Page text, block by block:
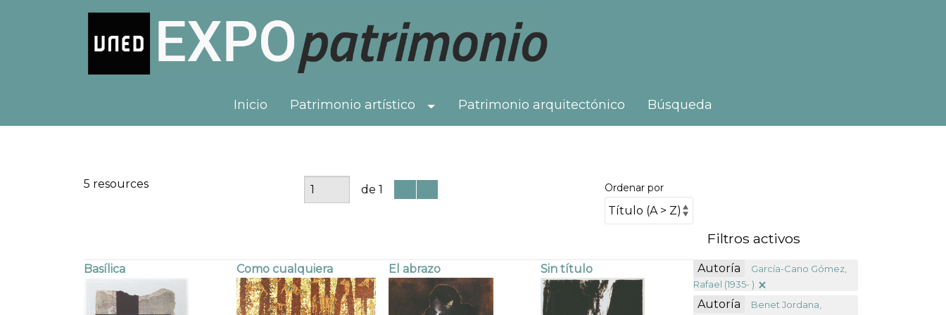
Inicio Patrimonio artístico Toggle Dropdown
Patrimonio arquitectónico Búsqueda
5 resources de 1 Ordenar por
Basílica Como cualquiera El abrazo Sin título
Filtros activos
Autoría
García-Cano Gómez,
Rafael (1935- )
Autoría
Benet Jordana,